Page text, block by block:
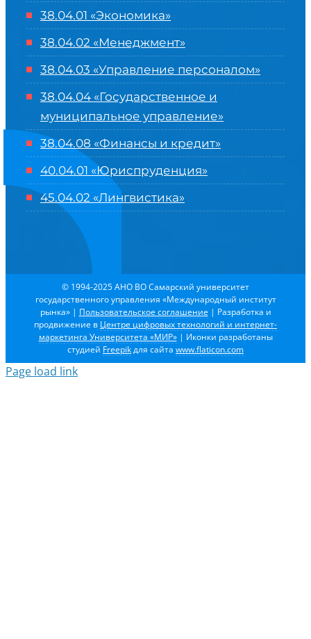
38.04.01 «Экономика»
38.04.02 «Менеджмент»
38.04.03 «Управление персоналом»
38.04.04 «Государственное и
муниципальное управление»
38.04.08 «Финансы и кредит»
40.04.01 «Юриспруденция»
45.04.02 «Лингвистика»
© 1994-2025 АНО ВО Самарский университет
государственного управления «Международный институт
рынка» | Пользовательское соглашение | Разработка и
продвижение в Центре цифровых технологий и интернет-
маркетинга Университета «МИР»| Иконки разработаны
студией Freepikдля сайта www.flaticon.com
Page load link